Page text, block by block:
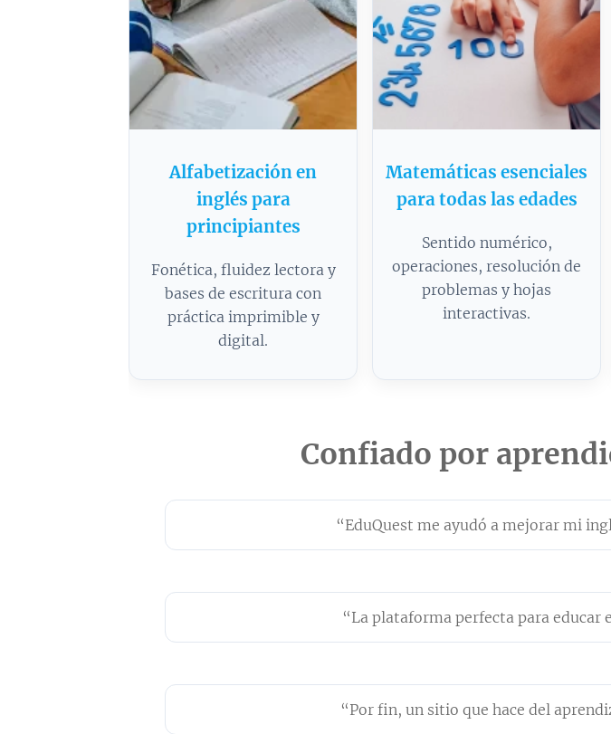
Alfabetización en
inglés para
principiantes
Fonética, fluidez lectora y
bases de escritura con
práctica imprimible y
digital.
Matemáticas esenciales
para todas las edades
Sentido numérico,
operaciones, resolución de
problemas y hojas
interactivas.
Confiado por
“EduQuest me ayudó a mejorar mi
“La plataforma perfecta para educar
“Por fin, un sitio que hace del